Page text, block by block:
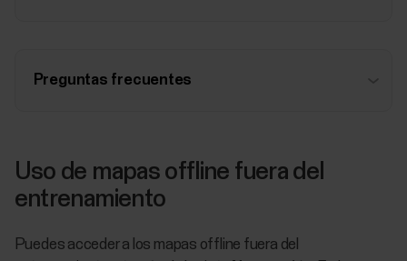
Preguntas frecuentes
Uso de mapas offline fuera del
entrenamiento
Puedes acceder a los mapas offline fuera del